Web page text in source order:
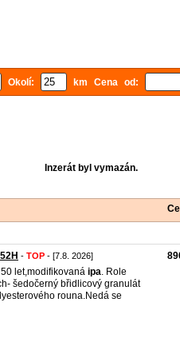
Okolí: km Cena od:
Inzerát byl vymazán.
- TOP - [7.8. 2026]
let,modifikovaná ipa. Role
šedočerný břidlicový granulát
rouna.Nedá se